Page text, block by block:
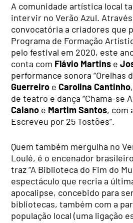
A comunidade artística local
intervir no Verão Azul.
convocatória a criadores que
Programa de Formação
pelo festival em 2020, este
conta com Flávio Martins e
performance sonora “Orelhas
Guerreiro eCarolina Cantinho
de teatro e dança “Chama-se
Caiano e Martim Santos, com
Escreveu por 25 Tostões”.
Quem também mergulha no
Loulé, é o encenador
traz “A Biblioteca do Fim do
espectáculo que recria a
apocalipse, concebido para
bibliotecas, também com a
população local (uma ligação